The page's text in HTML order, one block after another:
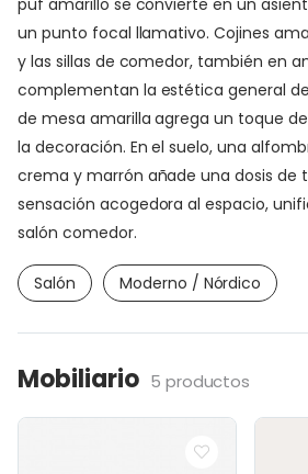
un punto focal llamativo. Cojines
y las sillas de comedor, también en
complementan la estética general
de mesa amarilla agrega un toque
la decoración. En el suelo, una
crema y marrón añade una dosis de
sensación acogedora al espacio,
salón comedor.
Salón Moderno / Nórdico
Mobiliario 5 productos